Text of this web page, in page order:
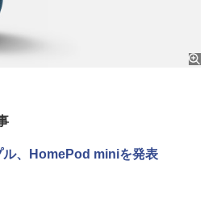
ル、HomePod miniを発表